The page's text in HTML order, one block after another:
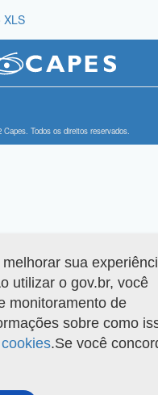
XLS
Capes. Todos os direitos reservados.
sua
utilizar o gov.br, você
monitoramento de
sobre como
.Se você